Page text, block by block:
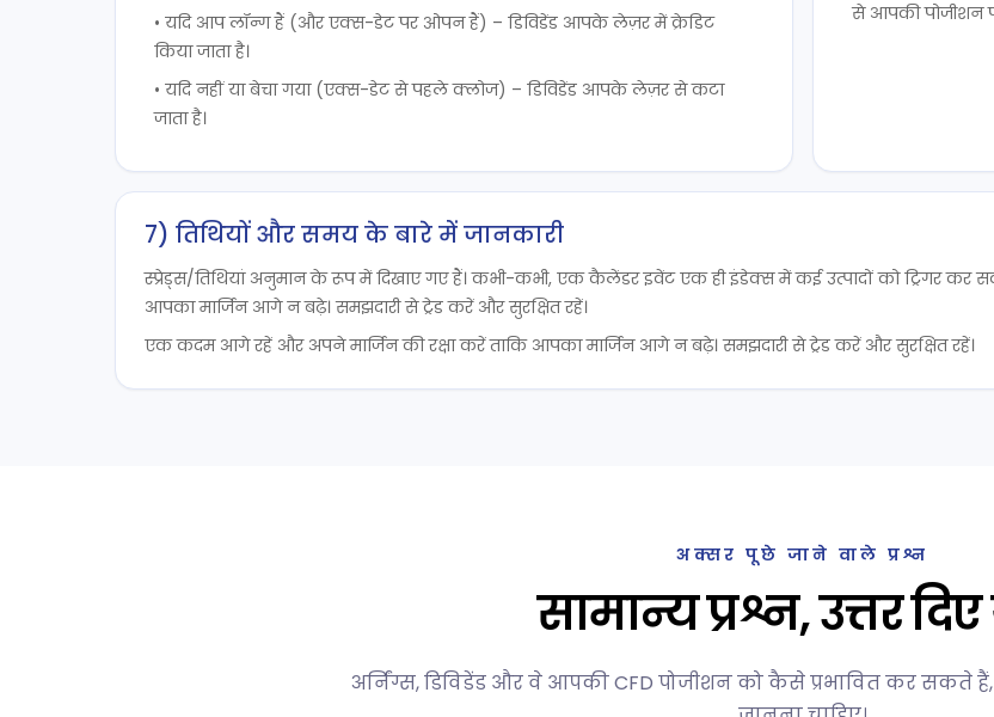
• यदि आप लॉन्ग हैं (और एक्स-डेट पर ओपन हैं) – डिविडेंड आपके लेज़र में क्रेडिट
किया जाता है।
• यदि नहीं या बेचा गया (एक्स-डेट से पहले क्लोज) – डिविडेंड आपके लेज़र से कटा
जाता है।
से आपकी पोजीशन पर
7) तिथियों और समय के बारे में जानकारी
स्प्रेड्स/तिथियां अनुमान के रूप में दिखाए गए हैं। कभी-कभी, एक कैलेंडर इवेंट एक ही इंडेक्स में कई उत्पादों को ट्रिगर कर
आपका मार्जिन आगे न बढ़े। समझदारी से ट्रेड करें और सुरक्षित रहें।
एक कदम आगे रहें और अपने मार्जिन की रक्षा करें ताकि आपका मार्जिन आगे न बढ़े। समझदारी से ट्रेड करें और सुरक्षित रहें।
अक्सर पूछे जाने वाले प्रश्न
सामान्य प्रश्न, उत्तर
अर्निंग्स, डिविडेंड और वे आपकी CFD पोजीशन को कैसे प्रभावित कर